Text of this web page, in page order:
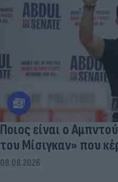
Ποιος είναι ο
του Μίσιγκαν» που
08.08.2026